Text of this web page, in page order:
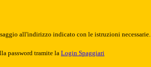
all'indirizzo indicato con le istruzioni necessarie.
password tramite la Login Spaggiari